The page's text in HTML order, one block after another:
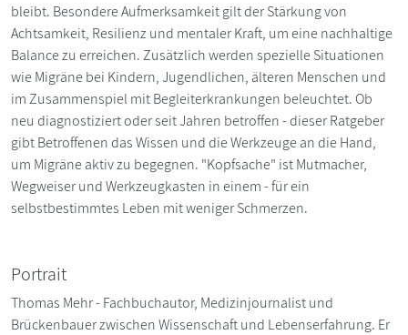
bleibt. Besondere Aufmerksamkeit gilt der Stärkung von
Achtsamkeit, Resilienz und mentaler Kraft, um eine nachhaltige
Balance zu erreichen. Zusätzlich werden spezielle Situationen
wie Migräne bei Kindern, Jugendlichen, älteren Menschen und
im Zusammenspiel mit Begleiterkrankungen beleuchtet. Ob
neu diagnostiziert oder seit Jahren betroffen - dieser Ratgeber
gibt Betroffenen das Wissen und die Werkzeuge an die Hand,
um Migräne aktiv zu begegnen. "Kopfsache" ist Mutmacher,
Wegweiser und Werkzeugkasten in einem - für ein
selbstbestimmtes Leben mit weniger Schmerzen.
Portrait
Thomas Mehr - Fachbuchautor, Medizinjournalist und
Brückenbauer zwischen Wissenschaft und Lebenserfahrung. Er